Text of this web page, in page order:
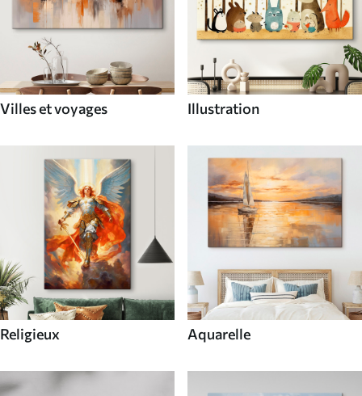
Villes et voyages Illustration
Religieux Aquarelle